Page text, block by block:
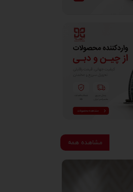
مشاهده همه